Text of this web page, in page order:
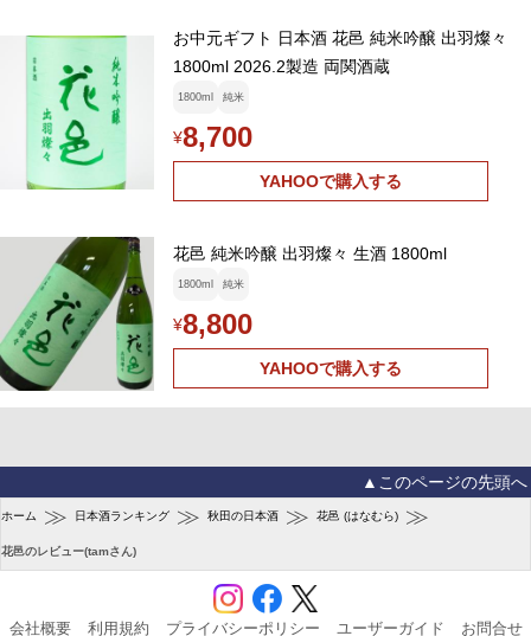
お中元ギフト 日本酒 花邑 純米吟醸 出羽燦々
1800ml 2026.2製造 両関酒蔵
1800ml 純米
¥8,700
YAHOOで購入する
花邑 純米吟醸 出羽燦々 生酒 1800ml
1800ml 純米
¥8,800
YAHOOで購入する
▲このページの先頭へ
ホーム ≫ 日本酒ランキング ≫ 秋田の日本酒 ≫ 花邑 (はなむら) ≫
花邑のレビュー(tamさん)
会社概要 利用規約 プライバシーポリシー ユーザーガイド お問合せ